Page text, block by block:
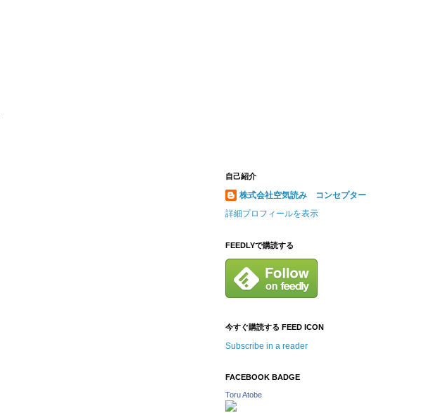
自己紹介
株式会社空気読み コンセプター
詳細プロフィールを表示
FEEDLYで購読する
今すぐ購読する FEED ICON
Subscribe in a reader
FACEBOOK BADGE
Toru Atobe